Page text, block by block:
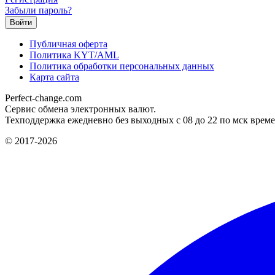
Забыли пароль?
Публичная оферта
Политика KYT/AML
Политика обработки персональных данных
Карта сайта
Perfect-change.com
Сервис обмена электронных валют.
Техподдержка ежедневно без выходных с 08 до 22 по мск
© 2017-2026